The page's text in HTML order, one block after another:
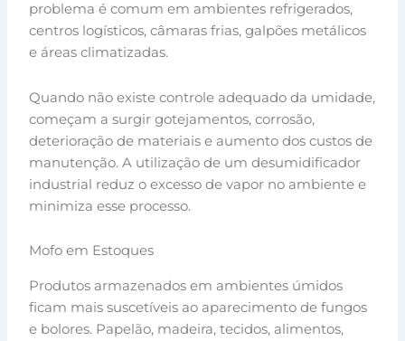
problema é comum em ambientes refrigerados,
centros logísticos, câmaras frias, galpões metálicos
e áreas climatizadas.
Quando não existe controle adequado da umidade,
começam a surgir gotejamentos, corrosão,
deterioração de materiais e aumento dos custos de
manutenção. A utilização de um desumidificador
industrial reduz o excesso de vapor no ambiente e
minimiza esse processo.
Mofo em Estoques
Produtos armazenados em ambientes úmidos
ficam mais suscetíveis ao aparecimento de fungos
e bolores. Papelão, madeira, tecidos, alimentos,